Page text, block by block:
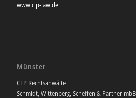
www.clp-law.de
Münster
CLP Rechtsanwälte
Schmidt, Wittenberg, Scheffen & Partner mbB